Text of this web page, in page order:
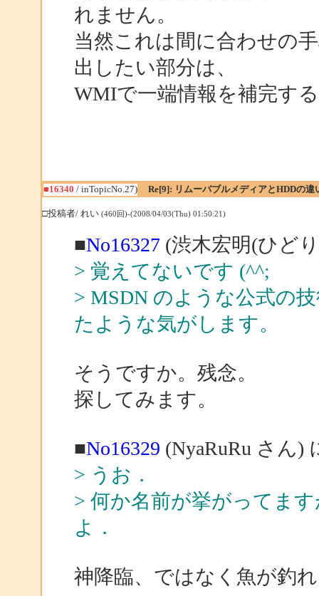
れません。
当然これは間に合わせの
出したい部分は、
WMIで一端情報を補完す
■16340 / inTopicNo.27) Re[9]: リムーバブルメディアとHDDの違
□投稿者/ れい (460回)-(2008/04/03(Thu) 01:50:21)
■No16327(渋木宏明(ひど
> 覚えてないです (^^;
> MSDN のような公式の
たような気がします。
そうですか。残念。
探してみます。
■No16329 (NyaRuRu さん)
> うお．
> 何か名前が挙がってま
よ．
神降臨、ではなく魚が釣